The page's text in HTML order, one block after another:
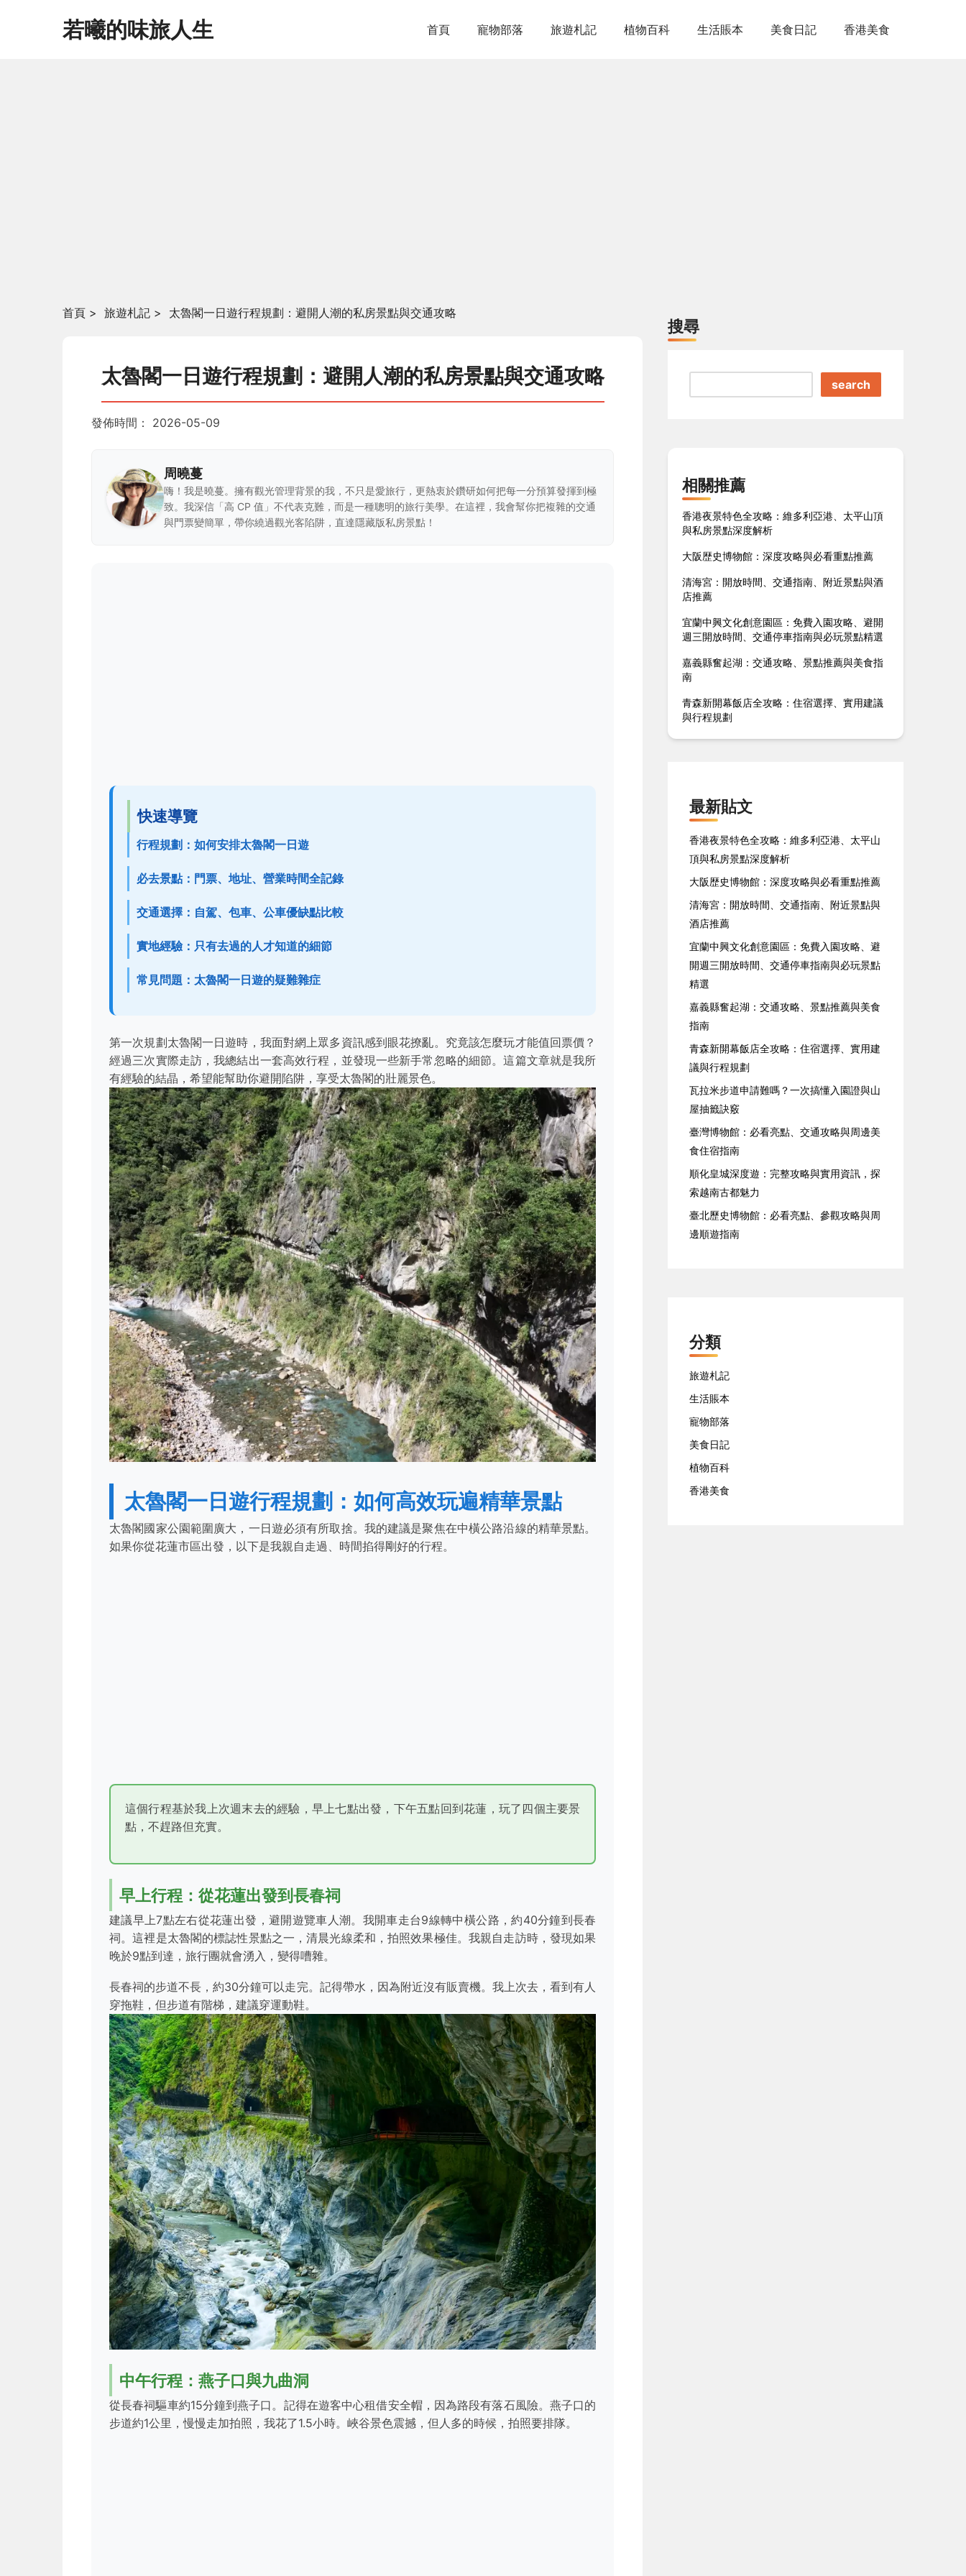
若曦的味旅人生 首頁 寵物部落 旅遊札記 植物百科 生活賬本 美食日記 香港美食
首頁 > 旅遊札記 > 太魯閣一日遊行程規劃：避開人潮的私房景點與交通攻略
太魯閣一日遊行程規劃：避開人潮的私房景點與交通攻略
發佈時間： 2026-05-09
周曉蔓
嗨！我是曉蔓。擁有觀光管理背景的我，不只是愛旅行，更熱衷於鑽研如何把每一分預算發揮到極
致。我深信「高 CP 值」不代表克難，而是一種聰明的旅行美學。在這裡，我會幫你把複雜的交通
與門票變簡單，帶你繞過觀光客陷阱，直達隱藏版私房景點！
快速導覽
行程規劃：如何安排太魯閣一日遊
必去景點：門票、地址、營業時間全記錄
交通選擇：自駕、包車、公車優缺點比較
實地經驗：只有去過的人才知道的細節
常見問題：太魯閣一日遊的疑難雜症
第一次規劃太魯閣一日遊時，我面對網上眾多資訊感到眼花撩亂。究竟該怎麼玩才能值回票價？
經過三次實際走訪，我總結出一套高效行程，並發現一些新手常忽略的細節。這篇文章就是我所
有經驗的結晶，希望能幫助你避開陷阱，享受太魯閣的壯麗景色。
太魯閣一日遊行程規劃：如何高效玩遍精華景點
太魯閣國家公園範圍廣大，一日遊必須有所取捨。我的建議是聚焦在中橫公路沿線的精華景點。
如果你從花蓮市區出發，以下是我親自走過、時間掐得剛好的行程。
這個行程基於我上次週末去的經驗，早上七點出發，下午五點回到花蓮，玩了四個主要景
點，不趕路但充實。
早上行程：從花蓮出發到長春祠
建議早上7點左右從花蓮出發，避開遊覽車人潮。我開車走台9線轉中橫公路，約40分鐘到長春
祠。這裡是太魯閣的標誌性景點之一，清晨光線柔和，拍照效果極佳。我親自走訪時，發現如果
晚於9點到達，旅行團就會湧入，變得嘈雜。
長春祠的步道不長，約30分鐘可以走完。記得帶水，因為附近沒有販賣機。我上次去，看到有人
穿拖鞋，但步道有階梯，建議穿運動鞋。
中午行程：燕子口與九曲洞
從長春祠驅車約15分鐘到燕子口。記得在遊客中心租借安全帽，因為路段有落石風險。燕子口的
步道約1公里，慢慢走加拍照，我花了1.5小時。峽谷景色震撼，但人多的時候，拍照要排隊。
搜尋
search
相關推薦
香港夜景特色全攻略：維多利亞港、太平山頂
與私房景點深度解析
大阪歴史博物館：深度攻略與必看重點推薦
清海宮：開放時間、交通指南、附近景點與酒
店推薦
宜蘭中興文化創意園區：免費入園攻略、避開
週三開放時間、交通停車指南與必玩景點精選
嘉義縣奮起湖：交通攻略、景點推薦與美食指
南
青森新開幕飯店全攻略：住宿選擇、實用建議
與行程規劃
最新貼文
香港夜景特色全攻略：維多利亞港、太平山
頂與私房景點深度解析
大阪歴史博物館：深度攻略與必看重點推薦
清海宮：開放時間、交通指南、附近景點與
酒店推薦
宜蘭中興文化創意園區：免費入園攻略、避
開週三開放時間、交通停車指南與必玩景點
精選
嘉義縣奮起湖：交通攻略、景點推薦與美食
指南
青森新開幕飯店全攻略：住宿選擇、實用建
議與行程規劃
瓦拉米步道申請難嗎？一次搞懂入園證與山
屋抽籤訣竅
臺灣博物館：必看亮點、交通攻略與周邊美
食住宿指南
順化皇城深度遊：完整攻略與實用資訊，探
索越南古都魅力
臺北歷史博物館：必看亮點、參觀攻略與周
邊順遊指南
分類
旅遊札記
生活賬本
寵物部落
美食日記
植物百科
香港美食